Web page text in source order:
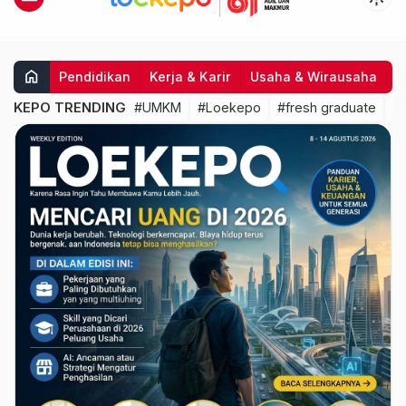
home Pendidikan Kerja & Karir Usaha & Wirausaha
KEPO TRENDING #UMKM #Loekepo #fresh graduate